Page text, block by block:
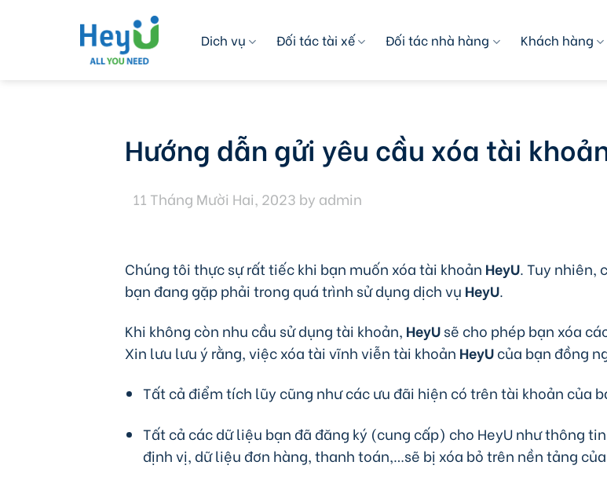
Dich vụ Đối tác tài xế Đối tác nhà hàng Khách hàng
Hướng dẫn gửi yêu cầu xóa tài
11 Tháng Mười Hai, 2023 by admin
Chúng tôi thực sự rất tiếc khi bạn muốn xóa tài khoản HeyU. Tuy nhiên,
bạn đang gặp phải trong quá trình sử dụng dịch vụ HeyU.
Khi không còn nhu cầu sử dụng tài khoản, HeyUsẽ cho phép bạn xóa
Xin lưu lưu ý rằng, việc xóa tài vĩnh viễn tài khoản HeyUcủa bạn đồng
Tất cả điểm tích lũy cũng như các ưu đãi hiện có trên tài khoản của
Tất cả các dữ liệu bạn đã đăng ký (cung cấp) cho HeyU như thông
định vị, dữ liệu đơn hàng, thanh toán,…sẽ bị xóa bỏ trên nền tảng